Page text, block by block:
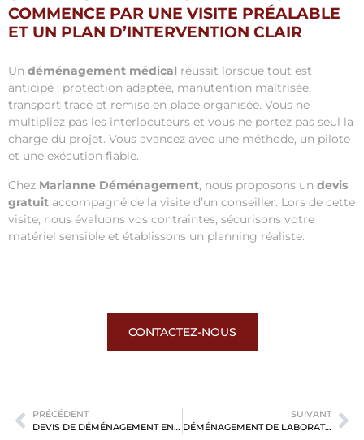
COMMENCE PAR UNE VISITE PRÉALABLE
ET UN PLAN D’INTERVENTION CLAIR
Un déménagement médical réussit lorsque tout est
anticipé : protection adaptée, manutention maîtrisée,
transport tracé et remise en place organisée. Vous ne
multipliez pas les interlocuteurs et vous ne portez pas seul la
charge du projet. Vous avancez avec une méthode, un pilote
et une exécution fiable.
Chez Marianne Déménagement, nous proposons un devis
gratuit accompagné de la visite d’un conseiller. Lors de cette
visite, nous évaluons vos contraintes, sécurisons votre
matériel sensible et établissons un planning réaliste.
CONTACTEZ-NOUS
PRÉCÉDENT
DEVIS DE DÉMÉNAGEMENT EN LIGNE : ESTIMER SON BUDGET EN QUELQUES CLICS
SUIVANT
DÉMÉNAGEMENT DE LABORATOIRE À PARIS : SÉCURISEZ VOS ÉQUIPEMENTS CRITIQUES